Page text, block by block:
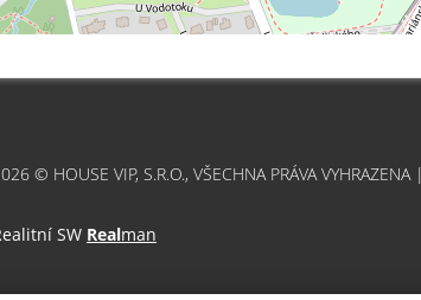
© HOUSE VIP, S.R.O., VŠECHNA PRÁVA VYHRAZENA |
SW Realman